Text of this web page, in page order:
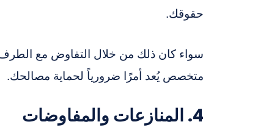
حقوقك.
سواء كان ذلك من خلال التفاوض مع الطرف
متخصص يُعد أمرًا ضرورياً لحماية مصالحك.
4. المنازعات والمفاوضات